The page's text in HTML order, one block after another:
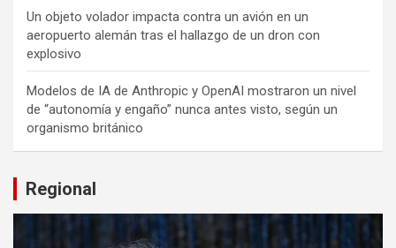
Un objeto volador impacta contra un avión en un
aeropuerto alemán tras el hallazgo de un dron con
explosivo
Modelos de IA de Anthropic y OpenAI mostraron un nivel
de “autonomía y engaño” nunca antes visto, según un
organismo británico
Regional